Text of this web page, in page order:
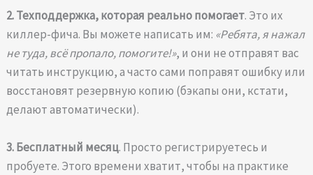
2. Техподдержка, которая реально помогает. Это их
киллер-фича. Вы можете написать им: «Ребята, я нажал
не туда, всё пропало, помогите!», и они не отправят вас
читать инструкцию, а часто сами поправят ошибку или
восстановят резервную копию (бэкапы они, кстати,
делают автоматически).
3. Бесплатный месяц. Просто регистрируетесь и
пробуете. Этого времени хватит, чтобы на практике